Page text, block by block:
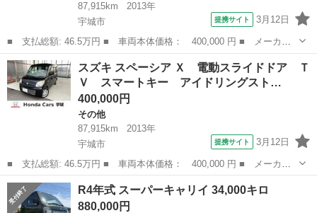
87,915km
2013年
宇城市
提携サイト 3月12日
■ 支払総額: 46.5万円 ■ 車両本体価格： 400,000 円 ■ メーカー
名： スズキ ■ 車種名： スペーシア ■ グレード名： Ｘ 電動
スライドドア ＴＶ スマートキー アイドリングストップ ＣＶ
Ｔ 盗難防止シ...
熊本 宇城市 その他
スズキ スペーシア Ｘ 電動スライドドア Ｔ
Ｖ スマートキー アイドリングスト…
400,000円
その他
87,915km
2013年
宇城市
提携サイト 3月12日
■ 支払総額: 46.5万円 ■ 車両本体価格： 400,000 円 ■ メーカー
名： スズキ ■ 車種名： スペーシア ■ グレード名： Ｘ 電動
スライドドア ＴＶ スマートキー アイドリングストップ ＣＶ
Ｔ 盗難防止シ...
熊本 宇城市 その他
R4年式 スーパーキャリイ 34,000キロ
880,000円